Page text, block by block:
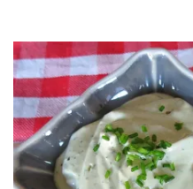
preparada
com
Batata
nova,
mesmo
adequada